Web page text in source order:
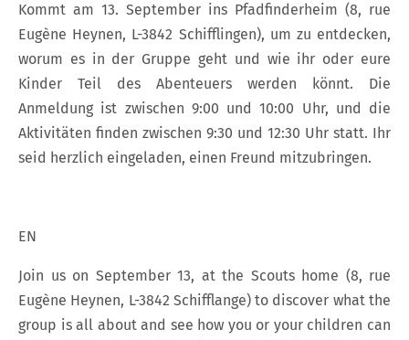
Kommt am 13. September ins Pfadfinderheim (8, rue
Eugène Heynen, L-3842 Schifflingen), um zu entdecken,
worum es in der Gruppe geht und wie ihr oder eure
Kinder Teil des Abenteuers werden könnt. Die
Anmeldung ist zwischen 9:00 und 10:00 Uhr, und die
Aktivitäten finden zwischen 9:30 und 12:30 Uhr statt. Ihr
seid herzlich eingeladen, einen Freund mitzubringen.
EN
Join us on September 13, at the Scouts home (8, rue
Eugène Heynen, L-3842 Schifflange) to discover what the
group is all about and see how you or your children can